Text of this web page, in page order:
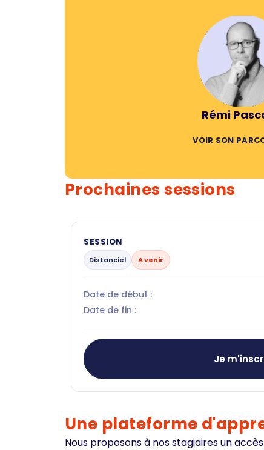
Rémi
VOIR SON
Prochaines sessions
SESSION
Distanciel A venir
Date de début :
Date de fin :
Je
Une plateforme
Nous proposons à nos stagiaires un